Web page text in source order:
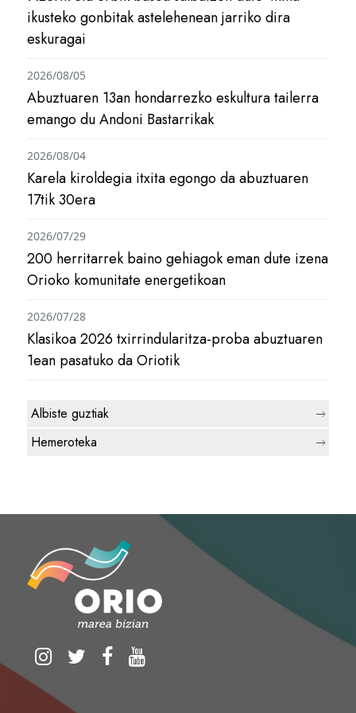
ikusteko gonbitak astelehenean jarriko dira
eskuragai
Abuztuaren 13an hondarrezko eskultura tailerra
emango du Andoni Bastarrikak
2026/08/05
Karela kiroldegia itxita egongo da abuztuaren
17tik 30era
2026/08/04
200 herritarrek baino gehiagok eman dute izena
Orioko komunitate energetikoan
2026/07/29
Klasikoa 2026 txirrindularitza-proba abuztuaren
1ean pasatuko da Oriotik
2026/07/28
Albiste guztiak
Hemeroteka